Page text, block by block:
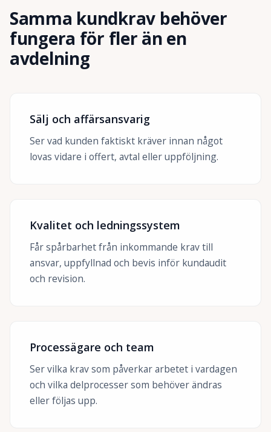
Samma kundkrav behöver
fungera för fler än en
avdelning
Sälj och affärsansvarig
Ser vad kunden faktiskt kräver innan något
lovas vidare i offert, avtal eller uppföljning.
Kvalitet och ledningssystem
Får spårbarhet från inkommande krav till
ansvar, uppfyllnad och bevis inför kundaudit
och revision.
Processägare och team
Ser vilka krav som påverkar arbetet i vardagen
och vilka delprocesser som behöver ändras
eller följas upp.